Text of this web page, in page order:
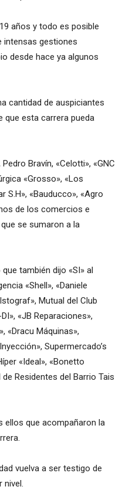
años y todo es posible
intensas gestiones
desde hace ya algunos
cantidad de auspiciantes
que esta carrera pueda
Bravín, «Celotti», «GNC
«Grosso», «Los
S.H», «Bauducco», «Agro
de los comercios e
se sumaron a la
también dijo «SI» al
«Shell», «Daniele
Mutual del Club
«JB Reparaciones»,
«Dracu Máquinas»,
Supermercado’s
«Ideal», «Bonetto
Residentes del Barrio Tais
ellos que acompañaron la
vuelva a ser testigo de
nivel.